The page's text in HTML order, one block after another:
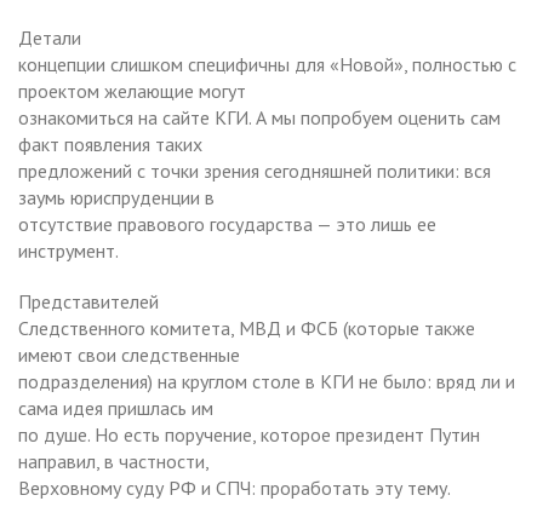
Детали
концепции слишком специфичны для «Новой», полностью с
проектом желающие могут
ознакомиться на сайте КГИ. А мы попробуем оценить сам
факт появления таких
предложений с точки зрения сегодняшней политики: вся
заумь юриспруденции в
отсутствие правового государства — это лишь ее
инструмент.
Представителей
Следственного комитета, МВД и ФСБ (которые также
имеют свои следственные
подразделения) на круглом столе в КГИ не было: вряд ли и
сама идея пришлась им
по душе. Но есть поручение, которое президент Путин
направил, в частности,
Верховному суду РФ и СПЧ: проработать эту тему.